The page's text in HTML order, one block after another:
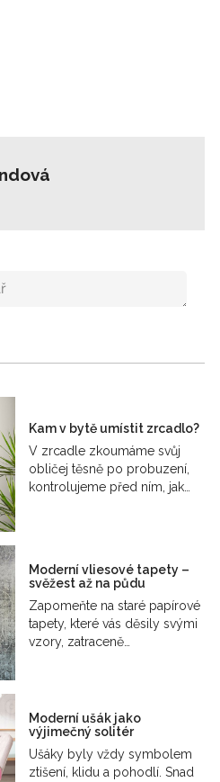
Kam v bytě umístit zrcadlo?
V zrcadle zkoumáme svůj
obličej těsně po probuzení,
kontrolujeme před ním, jak…
Moderní vliesové tapety –
svěžest až na půdu
Zapomeňte na staré papírové
tapety, které vás děsily svými
vzory, zatraceně…
Moderní ušák jako
výjimečný solitér
Ušáky byly vždy symbolem
ztišení, klidu a pohodlí. Snad